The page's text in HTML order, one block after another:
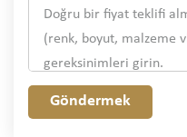
Göndermek